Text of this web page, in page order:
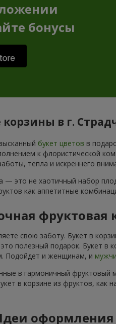
бонусы
в г.
букет цветов в
к флористической
тепла и искреннего
— это не хаотичный набор
как аппетитные
фруктовая
свою заботу. Букет в
полезный подарок. Букет в
Подойдет и женщинам, и
в гармоничный фруктовый
в корзине из фруктов, как
оформления